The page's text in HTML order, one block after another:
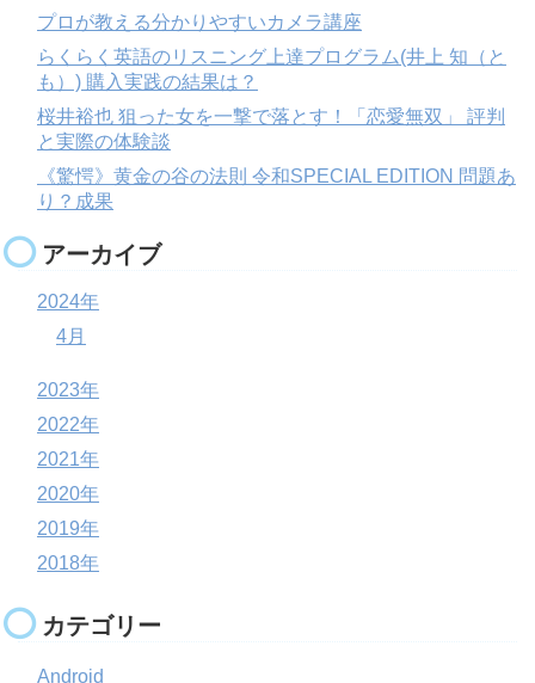
プロが教える分かりやすいカメラ講座
らくらく英語のリスニング上達プログラム(井上 知（と
も）) 購入実践の結果は？
桜井裕也 狙った女を一撃で落とす！「恋愛無双」 評判
と実際の体験談
《驚愕》黄金の谷の法則 令和SPECIAL EDITION 問題あ
り？成果
アーカイブ
2024年
4月
2023年
2022年
2021年
2020年
2019年
2018年
カテゴリー
Android